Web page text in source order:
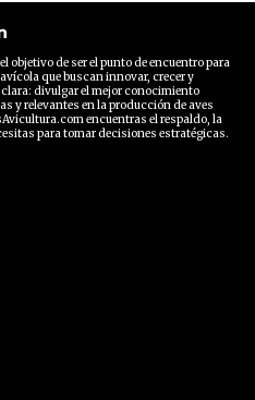
objetivo de ser el punto de encuentro para
que buscan innovar, crecer y
divulgar el mejor conocimiento
y relevantes en la producción de aves
encuentras el respaldo, la
para tomar decisiones estratégicas.